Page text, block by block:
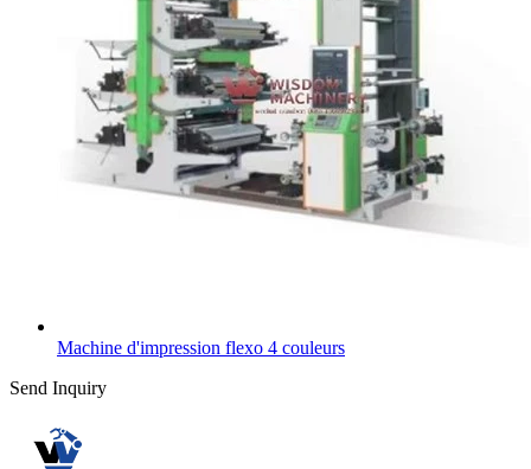
Machine d'impression flexo 4 couleurs
Send Inquiry